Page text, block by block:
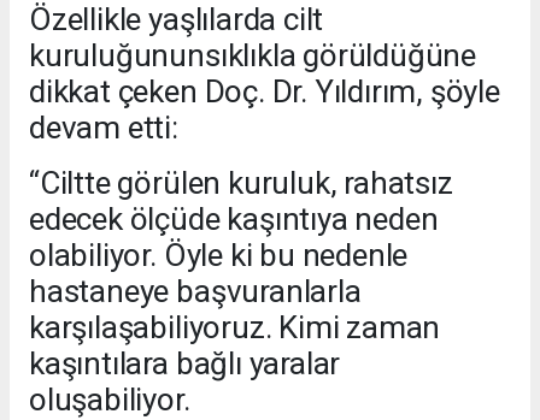
Özellikle yaşlılarda cilt
kuruluğununsıklıkla görüldüğüne
dikkat çeken Doç. Dr. Yıldırım, şöyle
devam etti:
“Ciltte görülen kuruluk, rahatsız
edecek ölçüde kaşıntıya neden
olabiliyor. Öyle ki bu nedenle
hastaneye başvuranlarla
karşılaşabiliyoruz. Kimi zaman
kaşıntılara bağlı yaralar
oluşabiliyor.